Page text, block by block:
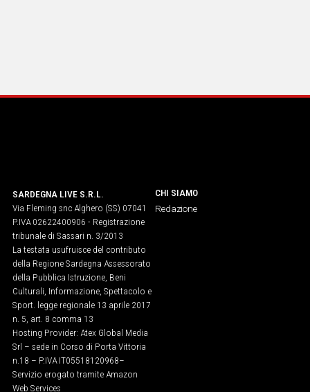
SARDEGNA LIVE S.R.L.
Via Fleming snc Alghero (SS) 07041
P.IVA 02622400906 - Registrazione
tribunale di Sassari n. 3/2013
La testata usufruisce del contributo
della Regione Sardegna Assessorato
della Pubblica Istruzione, Beni
Culturali, Informazione, Spettacolo e
Sport. legge regionale 13 aprile 2017
n. 5, art. 8 comma 13
Hosting Provider: Atex Global Media
Srl – sede in Corso di Porta Vittoria
n.18 – P.IVA IT05518120968​–
Servizio erogato tramite Amazon
Web Services
CHI SIAMO
Redazione